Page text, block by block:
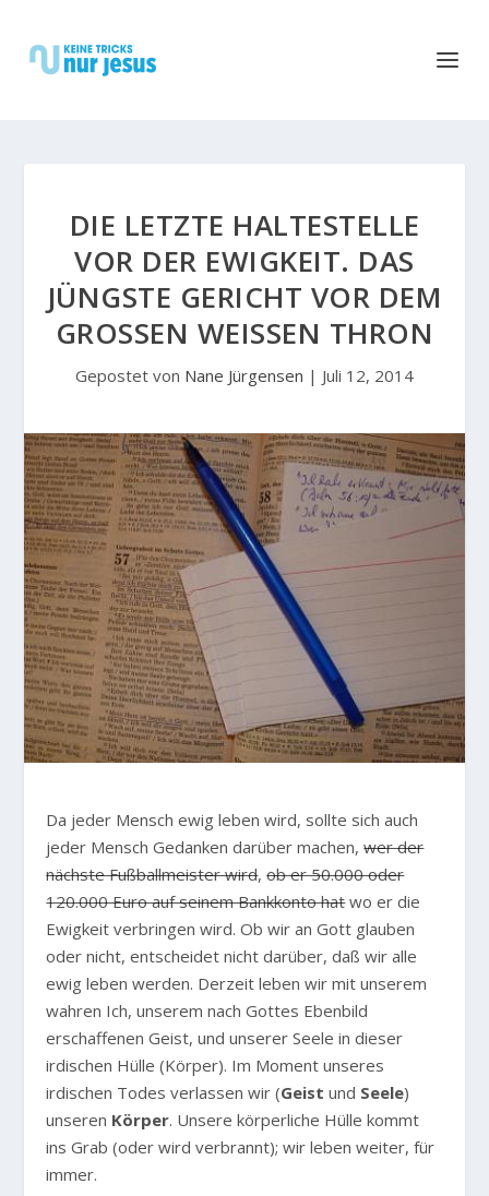
DIE LETZTE HALTESTELLE
VOR DER EWIGKEIT. DAS
JÜNGSTE GERICHT VOR DEM
GROSSEN WEISSEN THRON
Gepostet von Nane Jürgensen | Juli 12, 2014
Da jeder Mensch ewig leben wird, sollte sich auch
jeder Mensch Gedanken darüber machen,wer der
nächste Fußballmeister wird,ob er 50.000 oder
120.000 Euro auf seinem Bankkonto hatwo er die
Ewigkeit verbringen wird. Ob wir an Gott glauben
oder nicht, entscheidet nicht darüber, daß wir alle
ewig leben werden. Derzeit leben wir mit unserem
wahren Ich, unserem nach Gottes Ebenbild
erschaffenen Geist, und unserer Seele in dieser
irdischen Hülle (Körper). Im Moment unseres
irdischen Todes verlassen wir (Geist und Seele)
unseren Körper. Unsere körperliche Hülle kommt
ins Grab (oder wird verbrannt); wir leben weiter, für
immer.